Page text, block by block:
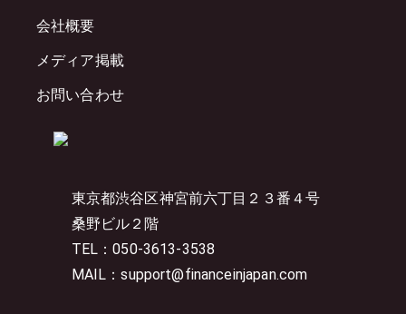
東京都渋谷区神宮前六丁目２３番４号
桑野ビル２階
TEL：050-3613-3538
MAIL：support@financeinjapan.com
会社概要
メディア掲載
お問い合わせ